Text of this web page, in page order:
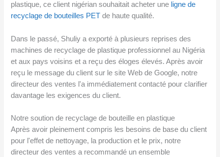
plastique, ce client nigérian souhaitait acheter une ligne de
recyclage de bouteilles PET de haute qualité.
Dans le passé, Shuliy a exporté à plusieurs reprises des
machines de recyclage de plastique professionnel au Nigéria
et aux pays voisins et a reçu des éloges élevés. Après avoir
reçu le message du client sur le site Web de Google, notre
directeur des ventes l'a immédiatement contacté pour clarifier
davantage les exigences du client.
Notre soution de recyclage de bouteille en plastique
Après avoir pleinement compris les besoins de base du client
pour l'effet de nettoyage, la production et le prix, notre
directeur des ventes a recommandé un ensemble